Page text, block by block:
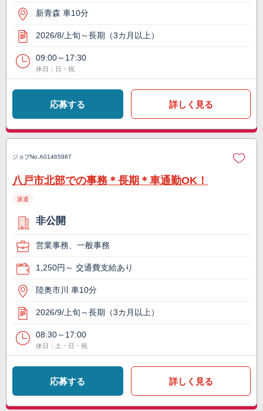
新青森 車10分
2026/8/上旬～長期（3カ月以上）
09:00～17:30
休日：日・祝
応募する 詳しく見る
ジョブNo. A01465987
八戸市北部での事務＊長期＊車通勤OK！
派遣
非公開
営業事務、一般事務
1,250円～ 交通費支給あり
陸奥市川 車10分
2026/9/上旬～長期（3カ月以上）
08:30～17:00
休日：土・日・祝
応募する 詳しく見る